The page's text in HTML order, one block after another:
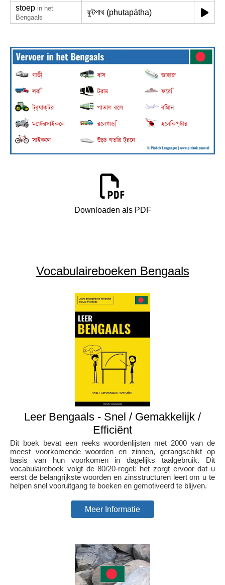
stoep in het
Bengaals
ফুটপাথ (phuṭapātha)
Downloaden als PDF
Vocabulaireboeken Bengaals
Leer Bengaals - Snel / Gemakkelijk /
Efficiënt
Dit boek bevat een reeks woordenlijsten met 2000 van de
meest voorkomende woorden en zinnen, gerangschikt op
basis van hun voorkomen in dagelijks taalgebruik. Dit
vocabulaireboek volgt de 80/20-regel: het zorgt ervoor dat u
eerst de belangrijkste woorden en zinsstructuren leert om u te
helpen snel vooruitgang te boeken en gemotiveerd te blijven.
Meer Informatie